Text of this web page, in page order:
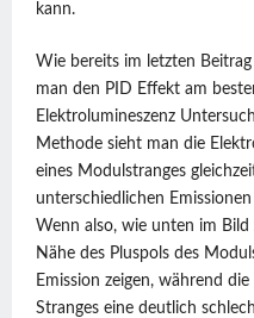
kann.
Wie bereits im letzten
man den PID Effekt am
Elektrolumineszenz
Methode sieht man die
eines Modulstranges
unterschiedlichen
Wenn also, wie unten im
Nähe des Pluspols des
Emission zeigen, während
Stranges eine deutlich